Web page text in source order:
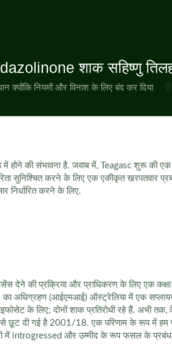
शाक सहिष्णु
क्योंकि नियमों और विनाश के लिए बंद कर दिया
की संभावना है. जवाब में, Teagasc शुरू की एक 3
सुनिश्चित करने के लिए एक एकीकृत खरपतवार
निर्धारित करने के लिए.
देने की प्रक्रिया और प्राधिकरण के लिए एक
अधिग्रहण (आईएमआई) ऑस्ट्रेलिया में एक
के लिए; दोनों शाक प्रतिरोधी रहे हैं.
छूट दी गई है 2001/18. एक परिणाम के रूप में हम
में introgressed और उम्मीद के रूप फसल के